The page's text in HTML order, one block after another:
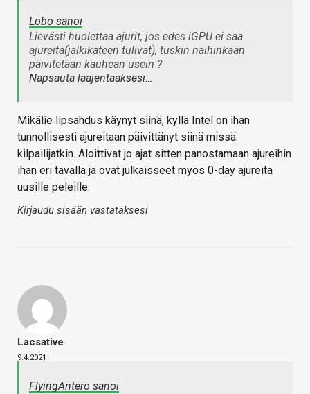
Lobo sanoi
Lievästi huolettaa ajurit, jos edes iGPU ei saa
ajureita(jälkikäteen tulivat), tuskin näihinkään
päivitetään kauhean usein ?
Napsauta laajentaaksesi…
Mikälie lipsahdus käynyt siinä, kyllä Intel on ihan
tunnollisesti ajureitaan päivittänyt siinä missä
kilpailijatkin. Aloittivat jo ajat sitten panostamaan ajureihin
ihan eri tavalla ja ovat julkaisseet myös 0-day ajureita
uusille peleille.
Kirjaudu sisään vastataksesi
Lacsative
9.4.2021
FlyingAntero sanoi